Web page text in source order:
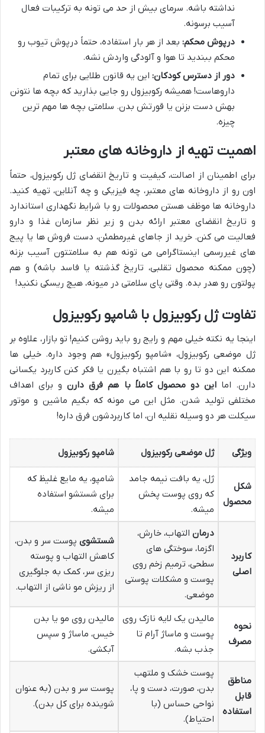
نداشته باشه. سرمای بیش از حد می تونه به ترکیبات فعال
آسیب برسونه.
درپوش محکم: بعد از هر بار استفاده، حتماً درپوش تیوب رو
محکم ببندید تا هوا و آلودگی واردش نشه.
دور از دسترس کودکان: این یه قانون طلایی برای تمام
داروهاست! همیشه رکوبیزول رو جایی بذارید که بچه ها نتونن
بهش دست بزنن یا قورتش بدن. سلامتی بچه ها مهم ترین
چیزه.
اهمیت تهیه از داروخانه های معتبر
برای اطمینان از اصالت، کیفیت و تاریخ انقضای ژل رکوبیزول، حتماً
اون رو از داروخانه های معتبر، چه فیزیکی و چه آنلاین، تهیه کنید.
داروخانه ها موظف هستن محصولات رو با شرایط نگهداری استاندارد
و تاریخ انقضای معتبر ارائه بدن و زیر نظر سازمان غذا و دارو
فعالیت می کنن. خرید از جاهای غیرمطمئن، دست فروش ها یا پیج
های غیررسمی اینستاگرامی می تونه هم به سلامتتون آسیب بزنه
(چون ممکنه محصول تقلبی، تاریخ گذشته یا فاسد باشه) و هم
پولتون رو هدر بده. وقتی پای سلامتی در میونه، هیچ ریسکی نکنید!
تفاوت ژل رکوبیزول با شامپو رکوبیزول
اینجا یه نکته خیلی مهم و رایج رو باید روشن کنیم! تو بازار، علاوه بر
ژل موضعی رکوبیزول، «شامپو رکوبیزول» هم وجود داره. خیلی ها
ممکنه این دو تا رو با هم اشتباه بگیرن یا فکر کنن کاربرد یکسانی
دارن. امااین دو محصول کاملاً با هم فرق دارنو برای اهداف
مختلفی تولید شدن. مثل این می مونه که بگیم ماشین و موتور
سیکلت هر دو وسیله نقلیه ان، اما کاربردشون فرق داره!
ویژگی ژل موضعی رکوبیزول شامپو رکوبیزول
شکل
محصول
ژل، یه بافت نیمه جامد
که روی پوست پخش
میشه.
شامپو، یه مایع غلیظ که
برای شستشو استفاده
میشه.
کاربرد
اصلی
درمان التهاب، خارش،
اگزما، سوختگی های
سطحی، ترمیم زخم روی
پوست و مشکلات پوستی
موضعی.
شستشوی پوست سر و بدن،
کاهش التهاب و پوسته
ریزی سر، کمک به جلوگیری
از ریزش مو ناشی از التهاب.
نحوه
مصرف
مالیدن یک لایه نازک روی
پوست و ماساژ آرام تا
جذب بشه.
مالیدن روی مو یا بدن
خیس، ماساژ و سپس
آبکشی.
مناطق
قابل
استفاده
پوست خشک و ملتهب
بدن، صورت، دست و پا،
نواحی حساس (با
احتیاط).
پوست سر و بدن (به عنوان
شوینده برای کل بدن).